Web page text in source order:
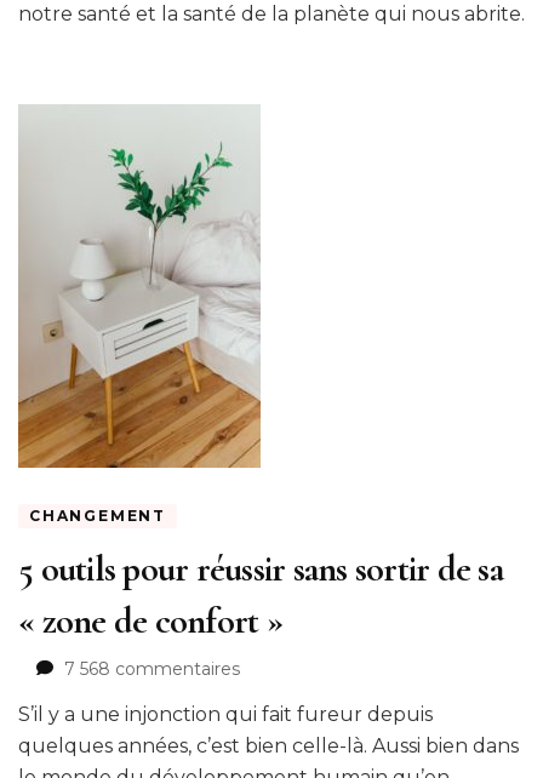
2020
notre santé et la santé de la planète qui nous abrite.
CHANGEMENT
5 outils pour réussir sans sortir de sa
« zone de confort »
7 568 commentairessur
outils
pour
réussir
S’il y a une injonction qui fait fureur depuis
quelques années, c’est bien celle-là. Aussi bien dans